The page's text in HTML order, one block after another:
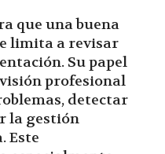
que una buena
limita a revisar
Su papel
profesional
detectar
la gestión
Este